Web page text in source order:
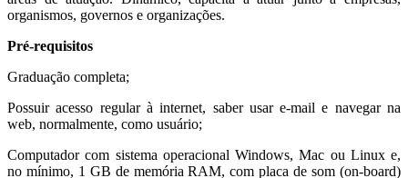
organismos, governos e organizações.
Pré-requisitos
Graduação completa;
Possuir acesso regular à internet, saber usar e-mail e navegar na
web, normalmente, como usuário;
Computador com sistema operacional Windows, Mac ou Linux e,
no mínimo, 1 GB de memória RAM, com placa de som (on-board)